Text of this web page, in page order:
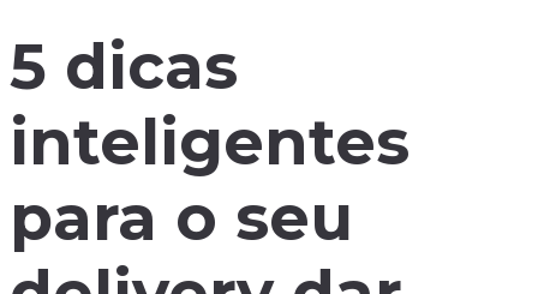
5 dicas
inteligentes
para o seu